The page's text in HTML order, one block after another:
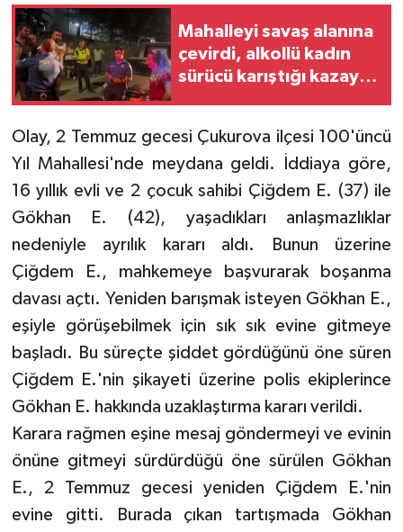
Mahalleyi savaş alanına
çevirdi, alkollü kadın
sürücü karıştığı kazayı
Olay, 2 Temmuz gecesi Çukurova ilçesi 100'üncü
Yıl Mahallesi'nde meydana geldi. İddiaya göre,
16 yıllık evli ve 2 çocuk sahibi Çiğdem E. (37) ile
Gökhan E. (42), yaşadıkları anlaşmazlıklar
nedeniyle ayrılık kararı aldı. Bunun üzerine
Çiğdem E., mahkemeye başvurarak boşanma
davası açtı. Yeniden barışmak isteyen Gökhan E.,
eşiyle görüşebilmek için sık sık evine gitmeye
başladı. Bu süreçte şiddet gördüğünü öne süren
Çiğdem E.'nin şikayeti üzerine polis ekiplerince
Gökhan E. hakkında uzaklaştırma kararı verildi.
Karara rağmen eşine mesaj göndermeyi ve evinin
önüne gitmeyi sürdürdüğü öne sürülen Gökhan
E., 2 Temmuz gecesi yeniden Çiğdem E.'nin
evine gitti. Burada çıkan tartışmada Gökhan